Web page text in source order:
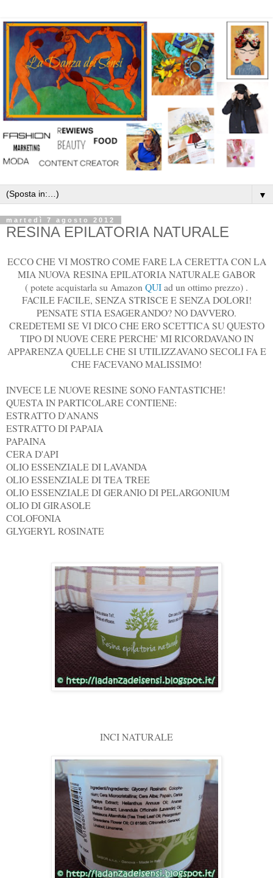
▼
martedì 7 agosto 2012
RESINA EPILATORIA NATURALE
ECCO CHE VI MOSTRO COME FARE LA CERETTA CON LA
MIA NUOVA RESINA EPILATORIA NATURALE GABOR
( potete acquistarla su Amazon QUIad un ottimo prezzo) .
FACILE FACILE, SENZA STRISCE E SENZA DOLORI!
PENSATE STIA ESAGERANDO? NO DAVVERO.
CREDETEMI SE VI DICO CHE ERO SCETTICA SU QUESTO
TIPO DI NUOVE CERE PERCHE' MI RICORDAVANO IN
APPARENZA QUELLE CHE SI UTILIZZAVANO SECOLI FA E
CHE FACEVANO MALISSIMO!
INVECE LE NUOVE RESINE SONO FANTASTICHE!
QUESTA IN PARTICOLARE CONTIENE:
ESTRATTO D'ANANS
ESTRATTO DI PAPAIA
PAPAINA
CERA D'API
OLIO ESSENZIALE DI LAVANDA
OLIO ESSENZIALE DI TEA TREE
OLIO ESSENZIALE DI GERANIO DI PELARGONIUM
OLIO DI GIRASOLE
COLOFONIA
GLYGERYL ROSINATE
INCI NATURALE